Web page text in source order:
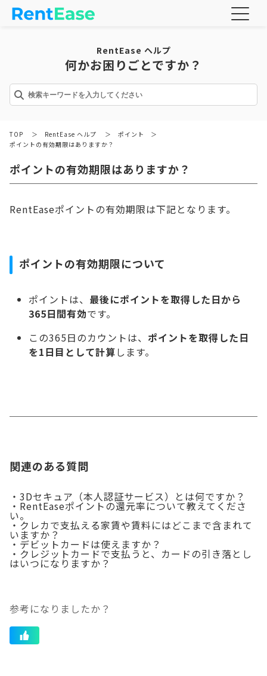
RentEase ヘルプ
何かお困りごとですか？
TOP ＞ RentEase ヘルプ ＞ ポイント
＞
ポイントの有効期限はありますか？
ポイントの有効期限はありますか？
RentEaseポイントの有効期限は下記となります。
ポイントの有効期限について
ポイントは、 最後にポイントを取得した日から
365日間有効です。
この365日のカウントは、 ポイントを取得した日
を1日目として計算します。
関連のある質問
・3Dセキュア（本人認証サービス）とは何ですか？
・RentEaseポイントの還元率について教えてくださ
い。
・クレカで支払える家賃や賃料にはどこまで含まれて
いますか？
・デビットカードは使えますか？
・クレジットカードで支払うと、カードの引き落とし
はいつになりますか？
参考になりましたか？